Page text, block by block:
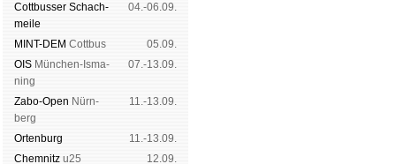
Cott­busser Schach­
meile
04.-06.09.
MINT-DEM Cott­bus
05.09.
OIS Mün­chen-Is­ma­
ning
07.-13.09.
Zabo-Open Nürn­
berg
11.-13.09.
Orten­burg
11.-13.09.
Chem­nitz u25
12.09.